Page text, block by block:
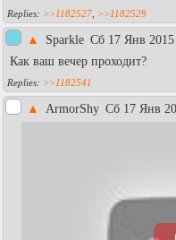
>>1182527 >>1182529
▲ Sparkle Сб 17 Янв 2015
Как ваш вечер проходит?
>>1182541
▲ АrmorShy Сб 17 Янв